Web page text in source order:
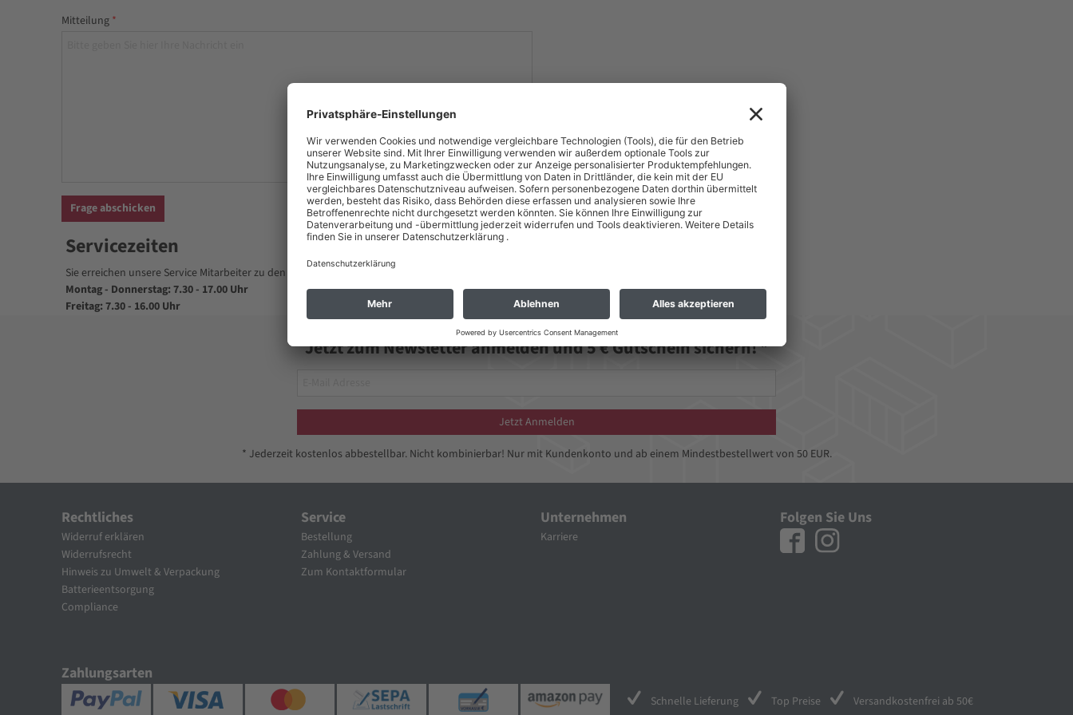
Mitteilung
Servicezeiten
Sie erreichen unsere Service Mitarbeiter zu den folgenden Öffnungszeiten:
Montag - Donnerstag: 7.30 - 17.00 Uhr
Freitag: 7.30 - 16.00 Uhr
Jetzt zum Newsletter anmelden und 5 € Gutschein sichern! *
Jetzt Anmelden
* Jederzeit kostenlos abbestellbar. Nicht kombinierbar! Nur mit Kundenkonto und ab einem Mindestbestellwert von 50 EUR.
Rechtliches
Widerruf erklären
Widerrufsrecht
Hinweis zu Umwelt & Verpackung
Batterieentsorgung
Compliance
Service
Bestellung
Zahlung & Versand
Zum Kontaktformular
Unternehmen
Karriere
Folgen Sie Uns
Zahlungsarten
Schnelle Lieferung Top Preise Versandkostenfrei ab 50€